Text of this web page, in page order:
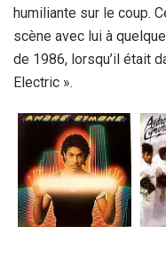
humiliante sur le coup.
scène avec lui à
de 1986, lorsqu’il était
Electric ».